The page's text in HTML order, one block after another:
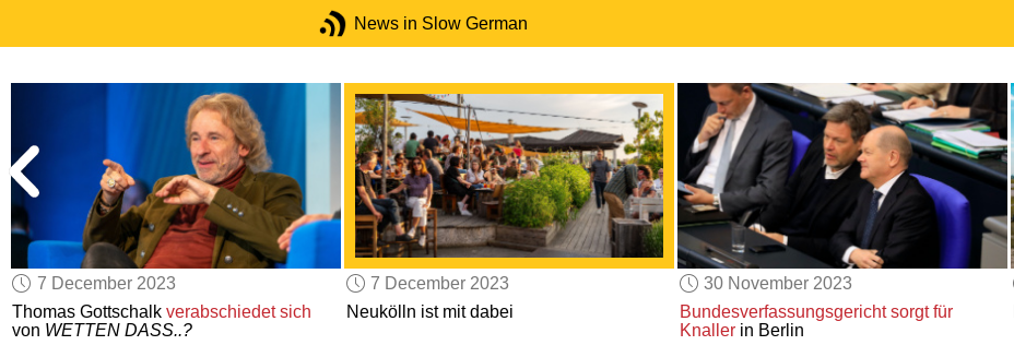
News in Slow German
7 December 2023
Thomas Gottschalkverabschiedet sich
von WETTEN DASS..?
7 December 2023
Neukölln ist mit dabei
30 November 2023
Bundesverfassungsgericht sorgt für
Knallerin Berlin